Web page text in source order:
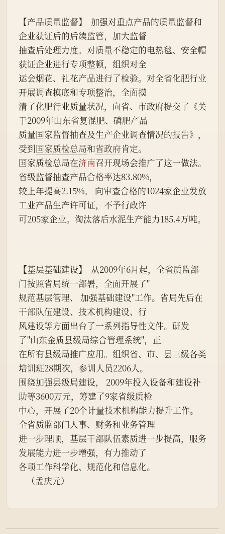
【产品质量监督】  加强对重点产品的质量监督和
企业获证后的后续监管，加大监督
抽查后处理力度。对质量不稳定的电热毯、安全帽
获证企业进行专项整顿，组织对全
运会烟花、礼花产品进行了检验。对全省化肥行业
开展调查摸底和专项整治，全面摸
清了化肥行业质量状况，向省、市政府提交了《关
于2009年山东省复混肥、磷肥产品
质量国家监督抽查及生产企业调查情况的报告》，
受到国家质检总局和省政府肯定。
国家质检总局在济南召开现场会推广了这一做法。
省级监督抽查产品合格率达83.80%，
较上年提高2.15%。 向审查合格的1024家企业发放
工业产品生产许可证，不予行政许
可205家企业。淘汰落后水泥生产能力185.4万吨。
【基层基础建设】  从2009年6月起，全省质监部
门按照省局统一部署，全面开展了"
规范基层管理、 加强基础建设"工作。省局先后在
干部队伍建设、技术机构建设、行
风建设等方面出台了一系列指导性文件。研发
了"山东金质县级局综合管理系统"，正
在所有县级局推广应用。组织省、市、县三级各类
培训班28期次，参训人员2206人。
围绕加强县级局建设， 2009年投入设备和建设补
助等3600万元，筹建了9家省级质检
中心，开展了20个计量技术机构能力提升工作。
全省质监部门人事、财务和业务管理
进一步理顺，基层干部队伍素质进一步提高，服务
发展能力进一步增强，有力推动了
各项工作科学化、规范化和信息化。
    （孟庆元）